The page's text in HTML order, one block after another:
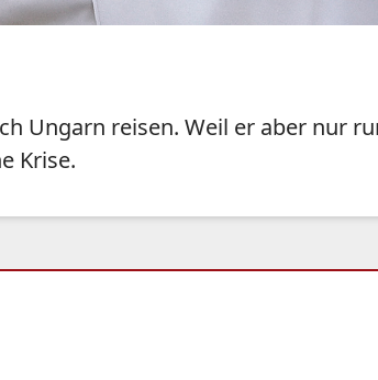
Ungarn reisen. Weil er aber nur
Krise.